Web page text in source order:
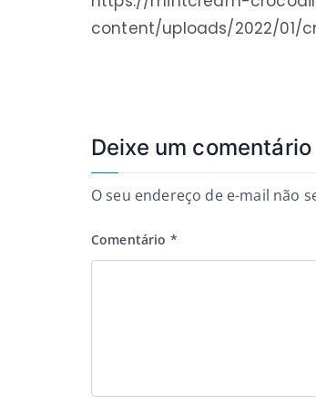
content/uploads/2022/01/
Deixe um comentário
O seu endereço de e-mail não
Comentário *